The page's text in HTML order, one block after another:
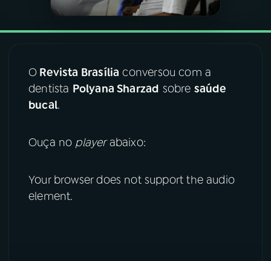
PODCASTS
07ÚLTIMAS
YouTube
O Revista Brasília conversou com a
dentista Polyana Sharzad sobre saúde
bucal.
Ouça no playerabaixo:
Your browser does not support the audio
element.